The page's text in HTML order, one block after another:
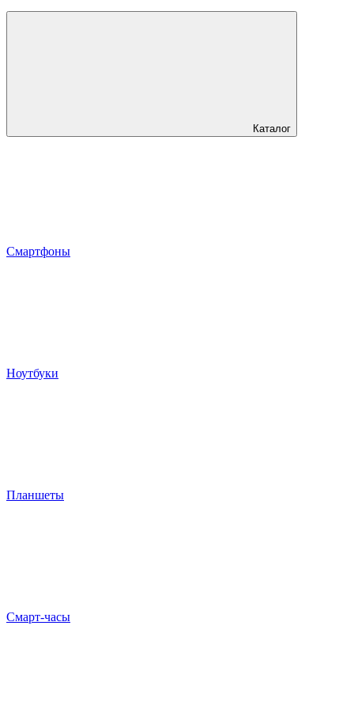
Каталог
Смартфоны
Ноутбуки
Планшеты
Смарт-часы